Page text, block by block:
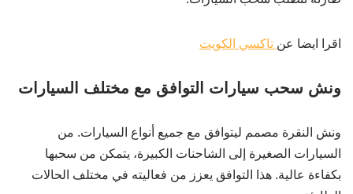
اقرا ايضا عن تاكسي الكويت
ونش سحب سيارات التوافق مع مختلف السيارات
ونش النقرة مصمم ليتوافق مع جميع أنواع السيارات. من
السيارات الصغيرة إلى الشاحنات الكبيرة، يتمكن من سحبها
بكفاءة عالية. هذا التوافق يعزز من فعاليته في مختلف الحالات